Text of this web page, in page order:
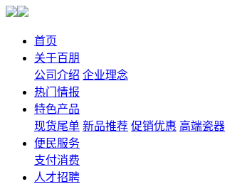
首页
关于百朋
公司介绍 企业理念
热门情报
特色产品
现货尾单 新品推荐 促销优惠 高端瓷器
便民服务
支付消费
人才招聘